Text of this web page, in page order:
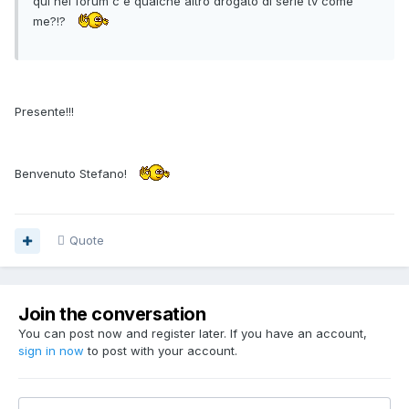
me?!?
Presente!!!
Benvenuto Stefano!
Quote
Join the conversation
You can post now and register later. If you have an account,
sign in now to post with your account.